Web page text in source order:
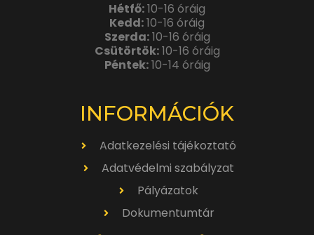
Hétfő:10-16 óráig
Kedd:10-16 óráig
Szerda:10-16 óráig
Csütörtök:10-16 óráig
Péntek:10-14 óráig
INFORMÁCIÓK
Adatkezelési tájékoztató
Adatvédelmi szabályzat
Pályázatok
Dokumentumtár